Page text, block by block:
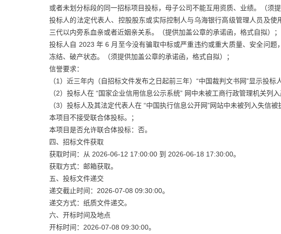
或者未划分标段的同一招标项目投标，母子公司不能互用资质、业绩。（须
投标人的法定代表人、控股股东或实际控制人与乌海银行高级管理人员及使
三代以内旁系血亲或者近姻亲关系。（提供加盖公章的承诺函，格式自拟）；
投标人自 2023 年 6 月至今没有骗取中标或严重违约或重大质量、安全问题
冻结、破产状态。（须提供加盖公章的承诺函，格式自拟）；
信誉要求：
（1）近三年内（自招标文件发布之日起前三年）“中国裁判文书网”显示投标
（2）投标人在 “国家企业信用信息公示系统” 网中未被工商行政管理机关列
（3）投标人及其法定代表人在 “中国执行信息公开网”网站中未被列入失信
本项目不接受联合体投标。；
本项目是否允许联合体投标：否。
四、招标文件获取
获取时间：从 2026-06-12 17:00:00 到 2026-06-18 17:30:00。
获取方式：邮箱获取。
五、投标文件递交
递交截止时间：2026-07-08 09:30:00。
递交方式：纸质文件递交。
六、开标时间及地点
开标时间：2026-07-08 09:30:00。